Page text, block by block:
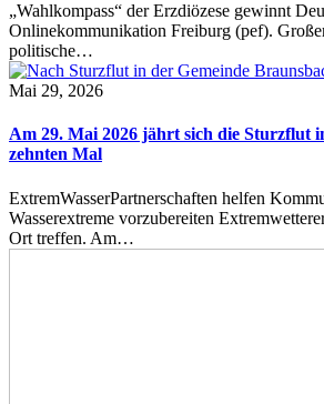
„Wahlkompass“ der Erzdiözese gewinnt
Onlinekommunikation Freiburg (pef).
politische…
Mai 29, 2026
Am 29. Mai 2026 jährt sich die Sturzflut
zehnten Mal
ExtremWasserPartnerschaften helfen
Wasserextreme vorzubereiten
Ort treffen. Am…